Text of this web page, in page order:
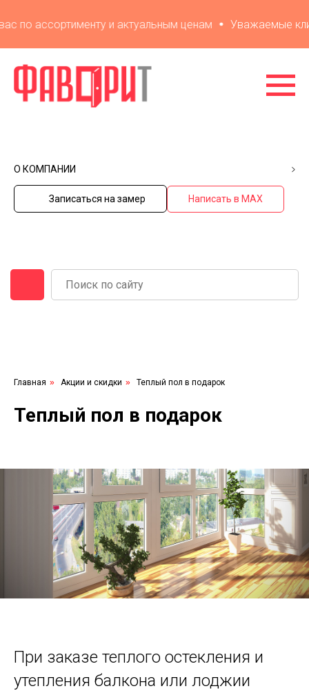
ассортименту и актуальным ценам Уважаемые
О КОМПАНИИ
Записаться на замер Написать в MAX
Главная » Акции и скидки » Теплый пол в подарок
Теплый пол в подарок
При заказе теплого остекления и
утепления балкона или лоджии